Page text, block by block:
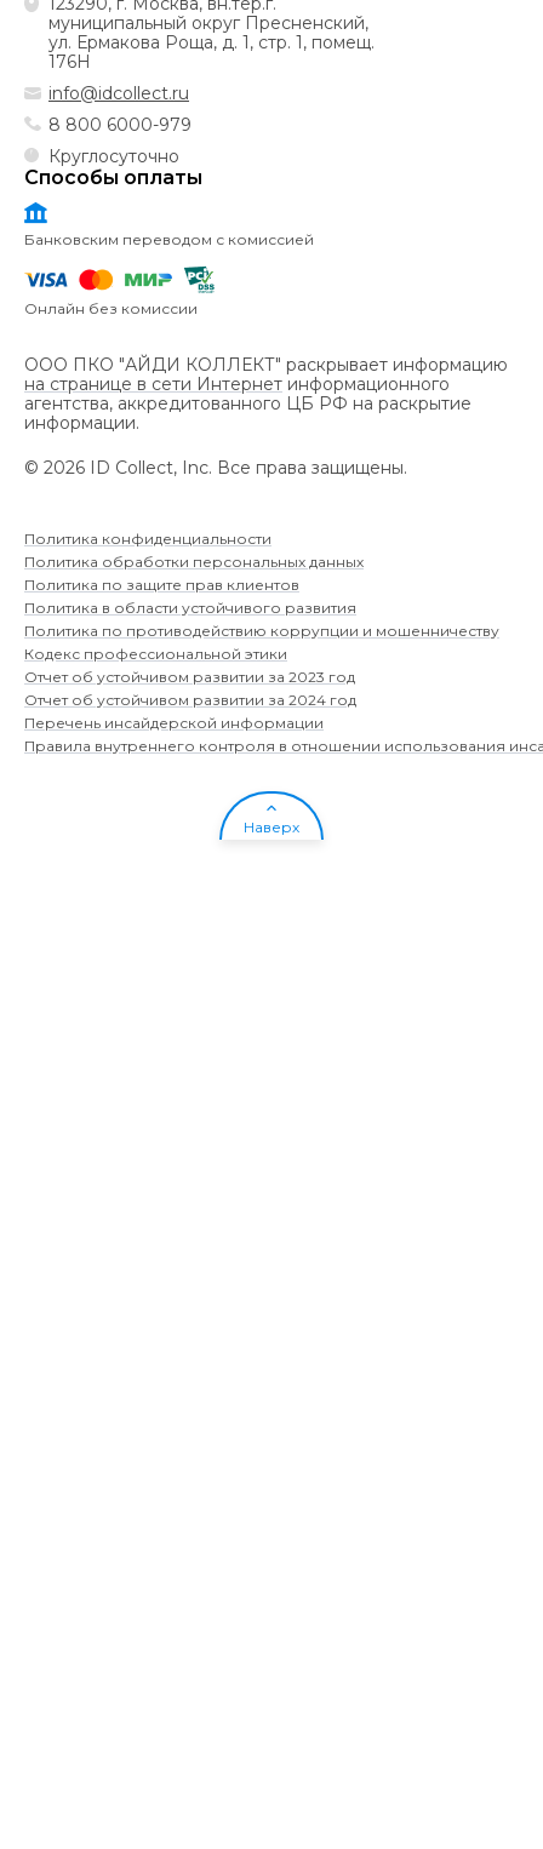
Откликнуться на вакансию
муниципальный округ Пресненский,
ул. Ермакова Роща, д. 1, стр. 1, помещ.
176Н
info@idcollect.ru
8 800 6000-979
Круглосуточно
Способы оплаты
Банковским переводом с комиссией
Онлайн без комиссии
ООО ПКО "АЙДИ КОЛЛЕКТ" раскрывает информацию
на странице в сети Интернет информационного
агентства, аккредитованного ЦБ РФ на раскрытие
информации.
© 2026 ID Collect, Inc. Все права защищены.
Политика конфиденциальности
Политика обработки персональных данных
Политика по защите прав клиентов
Политика в области устойчивого развития
Политика по противодействию коррупции и мошенничеству
Кодекс профессиональной этики
Отчет об устойчивом развитии за 2023 год
Отчет об устойчивом развитии за 2024 год
Перечень инсайдерской информации
Правила внутреннего контроля в отношении использования
Наверх